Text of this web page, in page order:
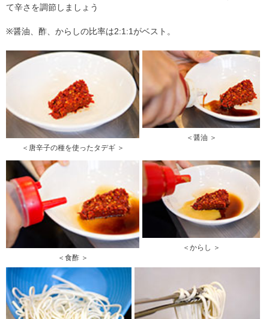
て辛さを調節しましょう
※醤油、酢、からしの比率は2:1:1がベスト。
＜唐辛子の種を使ったタデギ ＞
＜醤油 ＞
＜食酢 ＞
＜からし ＞